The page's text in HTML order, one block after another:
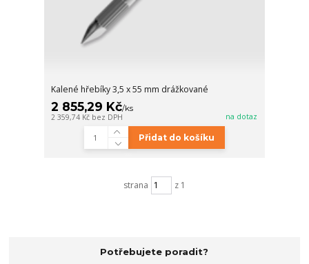
Kalené hřebíky 3,5 x 55 mm drážkované
2 855,29 Kč/ks
2 359,74 Kč bez DPH na dotaz
Přidat do košíku
strana z 1
Potřebujete poradit?